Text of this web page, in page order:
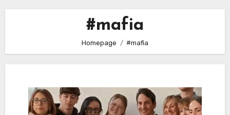
#mafia
Homepage #mafia